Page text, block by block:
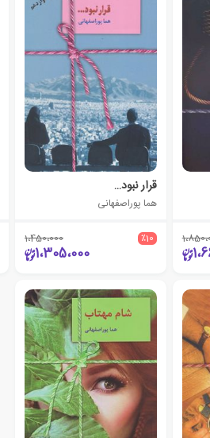
قرار نبود…
هما پوراصفهانی
٪10 1،450،000
1،305،000